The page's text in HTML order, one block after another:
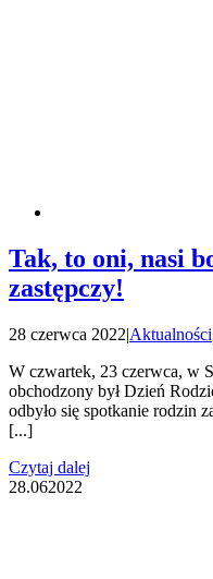
Tak, to oni, nasi
zastępczy!
28 czerwca 2022|Aktualności
W czwartek, 23 czerwca, w
obchodzony był Dzień
odbyło się spotkanie rodzin
[...]
Czytaj dalej
28.062022